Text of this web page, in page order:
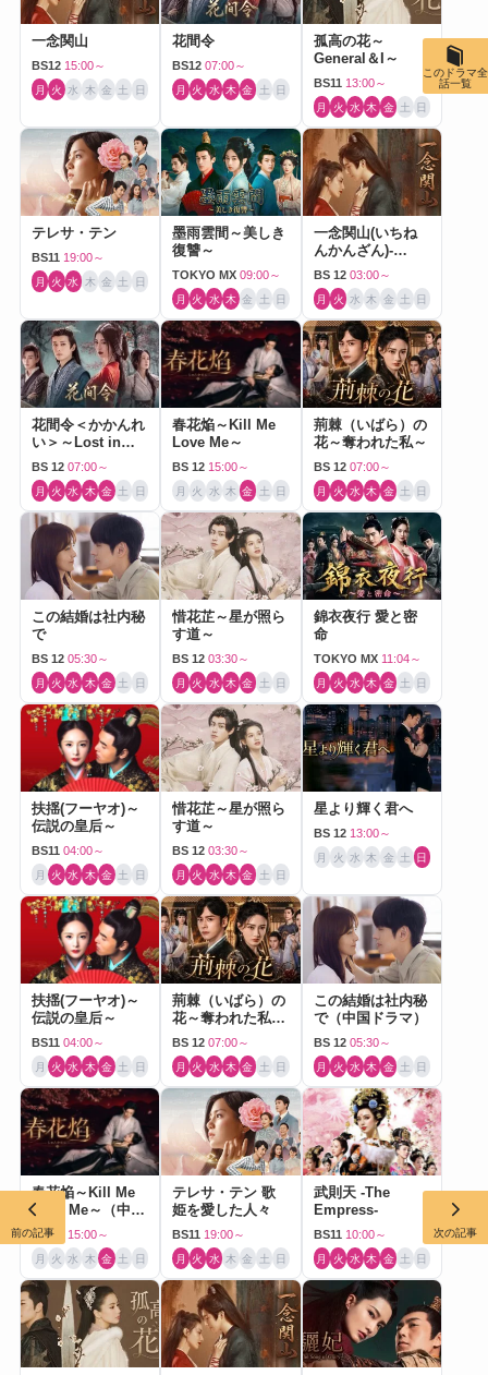
一念関山
BS12 15:00～
月 火 水 木 金 土 日
花間令
BS12 07:00～
月 火 水 木 金 土 日
孤高の花～
General＆I～
BS11 13:00～
月 火 水 木 金 土 日
テレサ・テン
BS11 19:00～
月 火 水 木 金 土 日
墨雨雲間～美しき
復讐～
TOKYO MX 09:00～
月 火 水 木 金 土 日
一念関山(いちね
んかんざん)-
Journey to Love-
BS 12 03:00～
月 火 水 木 金 土 日
花間令＜かかんれ
い＞～Lost in
Love～
BS 12 07:00～
月 火 水 木 金 土 日
春花焔～Kill Me
Love Me～
BS 12 15:00～
月 火 水 木 金 土 日
荊棘（いばら）の
花～奪われた私～
BS 12 07:00～
月 火 水 木 金 土 日
この結婚は社内秘
で
BS 12 05:30～
月 火 水 木 金 土 日
惜花芷～星が照ら
す道～
BS 12 03:30～
月 火 水 木 金 土 日
錦衣夜行 愛と密
命
TOKYO MX 11:04～
月 火 水 木 金 土 日
扶揺(フーヤオ)～
伝説の皇后～
BS11 04:00～
月 火 水 木 金 土 日
惜花芷～星が照ら
す道～
BS 12 03:30～
月 火 水 木 金 土 日
星より輝く君へ
BS 12 13:00～
月 火 水 木 金 土 日
扶揺(フーヤオ)～
伝説の皇后～
BS11 04:00～
月 火 水 木 金 土 日
荊棘（いばら）の
花～奪われた私～
（中国ドラマ）
BS 12 07:00～
月 火 水 木 金 土 日
この結婚は社内秘
で（中国ドラマ）
BS 12 05:30～
月 火 水 木 金 土 日
春花焔～Kill Me
Love Me～（中国
ドラマ）
BS 12 15:00～
月 火 水 木 金 土 日
テレサ・テン 歌
姫を愛した人々
BS11 19:00～
月 火 水 木 金 土 日
武則天 -The
Empress-
BS11 10:00～
月 火 水 木 金 土 日
前の記事 次の記事
このドラマ全
話一覧